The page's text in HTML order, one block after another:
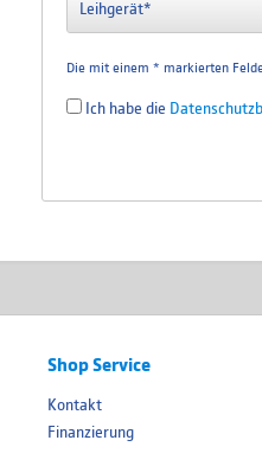
Die mit einem * markierten
Ich habe die
Shop Service
Kontakt
Finanzierung